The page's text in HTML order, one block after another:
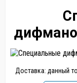
Доставка: данный